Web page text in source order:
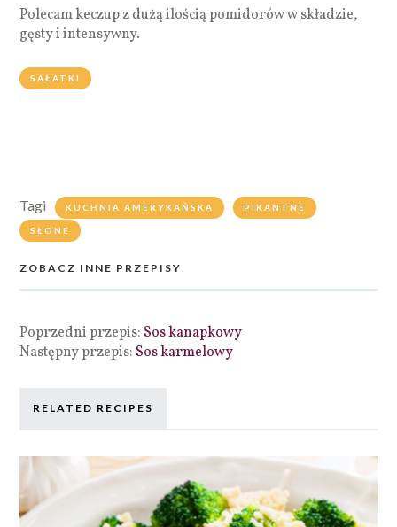
Polecam keczup z dużą ilością pomidorów w składzie,
gęsty i intensywny.
SAŁATKI
Tagi KUCHNIA AMERYKAŃSKA PIKANTNE
SŁONE
ZOBACZ INNE PRZEPISY
Poprzedni przepis: Sos kanapkowy
Następny przepis: Sos karmelowy
RELATED RECIPES